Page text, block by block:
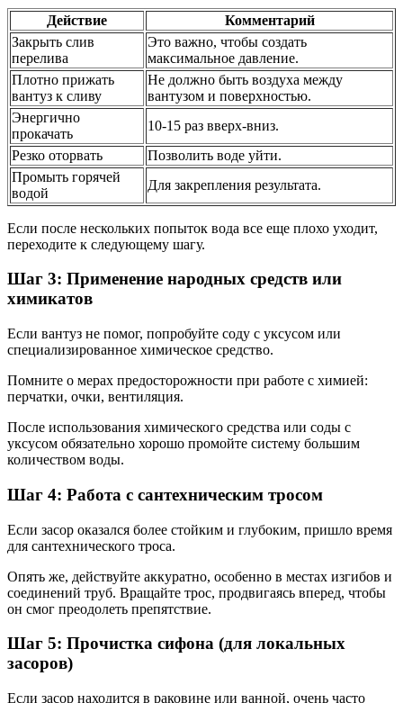
Действие
Комментарий
Закрыть слив
перелива
Это важно, чтобы создать
максимальное давление.
Плотно прижать
вантуз к сливу
Не должно быть воздуха между
вантузом и поверхностью.
Энергично
прокачать
10-15 раз вверх-вниз.
Резко оторвать
Позволить воде уйти.
Промыть горячей
водой
Для закрепления результата.
Если после нескольких попыток вода все еще плохо уходит,
переходите к следующему шагу.
Шаг 3: Применение народных средств или
химикатов
Если вантуз не помог, попробуйте соду с уксусом или
специализированное химическое средство.
Помните о мерах предосторожности при работе с химией:
перчатки, очки, вентиляция.
После использования химического средства или соды с
уксусом обязательно хорошо промойте систему большим
количеством воды.
Шаг 4: Работа с сантехническим тросом
Если засор оказался более стойким и глубоким, пришло время
для сантехнического троса.
Опять же, действуйте аккуратно, особенно в местах изгибов и
соединений труб. Вращайте трос, продвигаясь вперед, чтобы
он смог преодолеть препятствие.
Шаг 5: Прочистка сифона (для локальных
засоров)
Если засор находится в раковине или ванной, очень часто